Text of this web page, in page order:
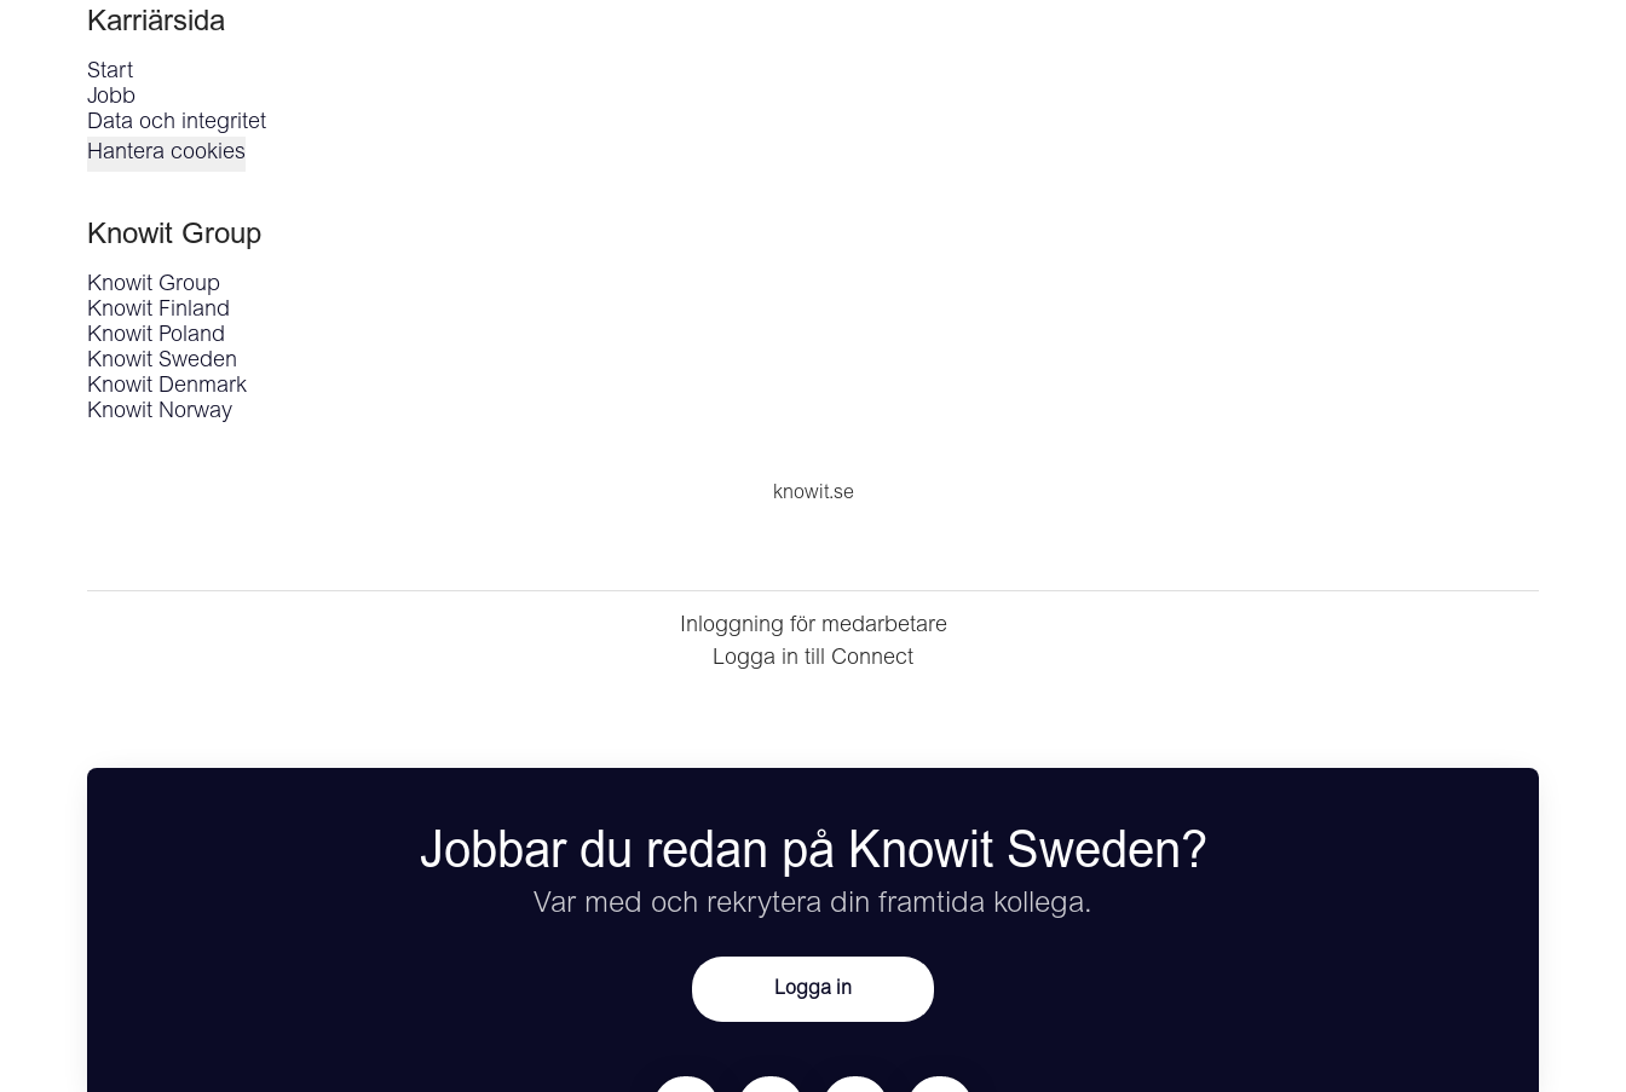
Karriärsida
Start
Jobb
Data och integritet
Hantera cookies
Knowit Group
Knowit Group
Knowit Finland
Knowit Poland
Knowit Sweden
Knowit Denmark
Knowit Norway
knowit.se
Inloggning för medarbetare
Logga in till Connect
Jobbar du redan på Knowit Sweden?
Var med och rekrytera din framtida kollega.
Logga in